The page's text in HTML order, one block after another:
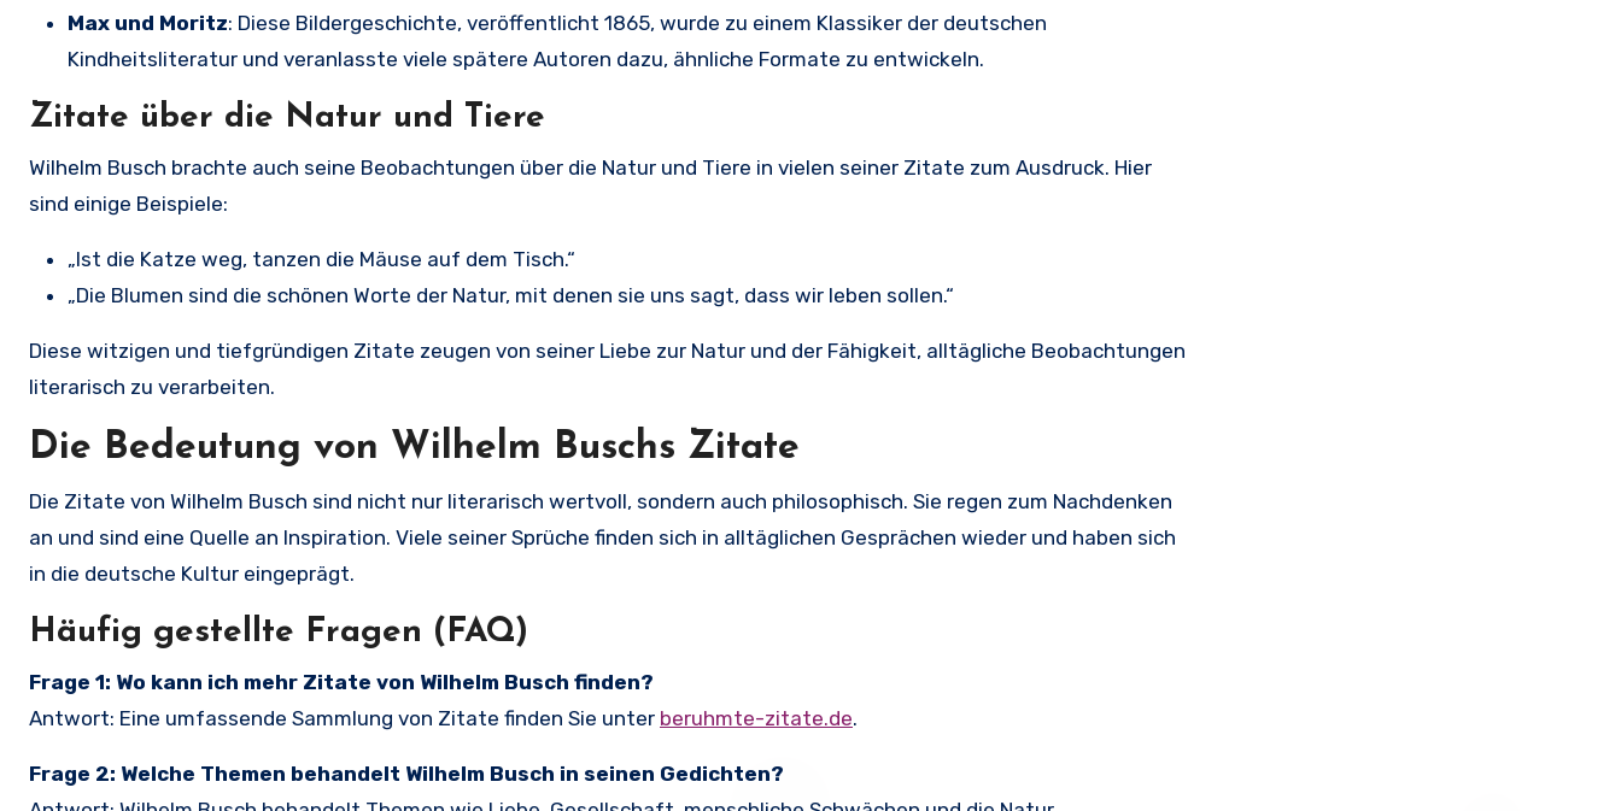
Max und Moritz: Diese Bildergeschichte, veröffentlicht 1865, wurde zu einem Klassiker der deutschen
Kindheitsliteratur und veranlasste viele spätere Autoren dazu, ähnliche Formate zu entwickeln.
Zitate über die Natur und Tiere
Wilhelm Busch brachte auch seine Beobachtungen über die Natur und Tiere in vielen seiner Zitate zum Ausdruck. Hier
sind einige Beispiele:
„Ist die Katze weg, tanzen die Mäuse auf dem Tisch.“
„Die Blumen sind die schönen Worte der Natur, mit denen sie uns sagt, dass wir leben sollen.“
Diese witzigen und tiefgründigen Zitate zeugen von seiner Liebe zur Natur und der Fähigkeit, alltägliche Beobachtungen
literarisch zu verarbeiten.
Die Bedeutung von Wilhelm Buschs Zitate
Die Zitate von Wilhelm Busch sind nicht nur literarisch wertvoll, sondern auch philosophisch. Sie regen zum Nachdenken
an und sind eine Quelle an Inspiration. Viele seiner Sprüche finden sich in alltäglichen Gesprächen wieder und haben sich
in die deutsche Kultur eingeprägt.
Häufig gestellte Fragen (FAQ)
Frage 1: Wo kann ich mehr Zitate von Wilhelm Busch finden?
Antwort: Eine umfassende Sammlung von Zitate finden Sie unter beruhmte-zitate.de.
Frage 2: Welche Themen behandelt Wilhelm Busch in seinen Gedichten?